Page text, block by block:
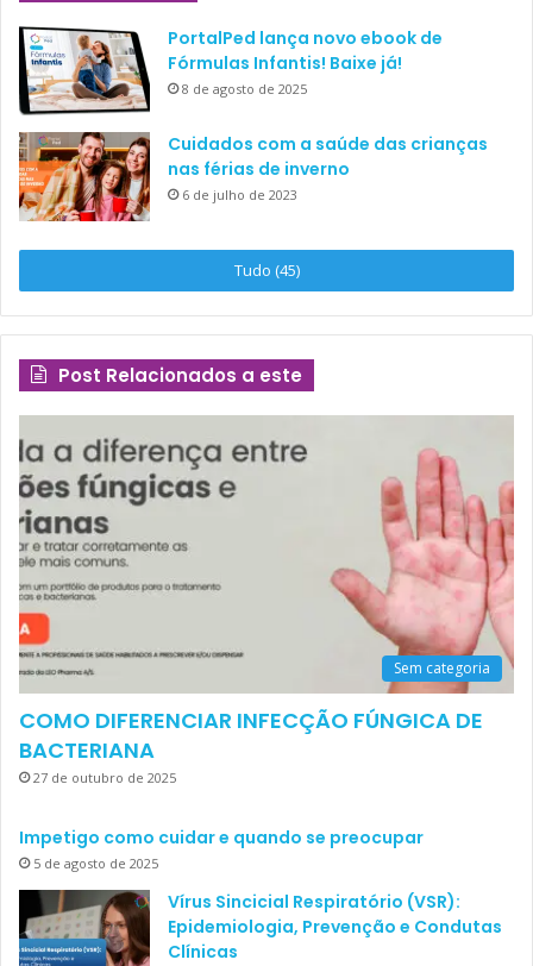
PortalPed lança novo ebook de
Fórmulas Infantis! Baixe já!
8 de agosto de 2025
Cuidados com a saúde das crianças
nas férias de inverno
6 de julho de 2023
Tudo (45)
Post Relacionados a este
Sem categoria
COMO DIFERENCIAR INFECÇÃO FÚNGICA DE
BACTERIANA
27 de outubro de 2025
Impetigo como cuidar e quando se preocupar
5 de agosto de 2025
Vírus Sincicial Respiratório (VSR):
Epidemiologia, Prevenção e Condutas
Clínicas